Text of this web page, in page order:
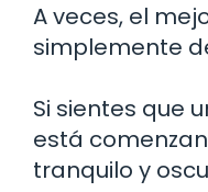
A veces, el
simplemente
Si sientes que
está
tranquilo y